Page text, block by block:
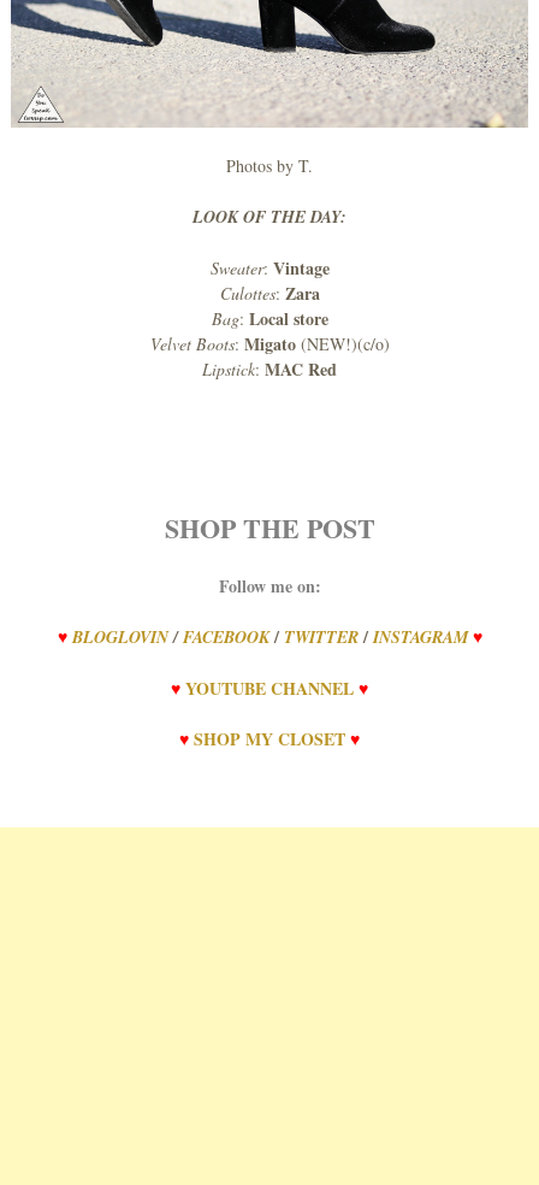
Photos by T.
LOOK OF THE DAY:
Sweater: Vintage
Culottes: Zara
Bag: Local store
Velvet Boots: Migato(NEW!)(c/o)
Lipstick: MAC Red
SHOP THE POST
Follow me on:
♥ BLOGLOVIN/FACEBOOK / TWITTER / INSTAGRAM ♥
♥YOUTUBE CHANNEL♥
♥SHOP MY CLOSET♥